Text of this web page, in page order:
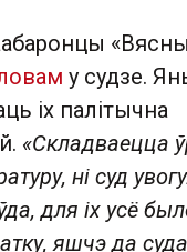
у судзе.
іх палітычна
«Складваецца
ні суд
для іх усё
яшчэ да